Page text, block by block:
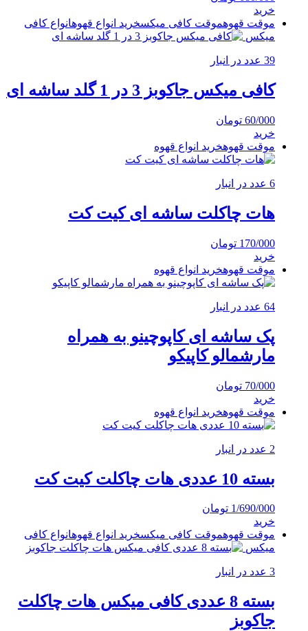
خرید
موقت قهوهموقت کافی میکسخرید انواع قهوهانواع کافی
میکس
39 عدد در انبار
کافی میکس جاکوبز 3 در 1 گلد ساشه ای
60/000 تومان
خرید
موقت قهوهخرید انواع قهوه
6 عدد در انبار
هات چاکلت ساشه ای کیت کت
170/000 تومان
خرید
موقت قهوهخرید انواع قهوه
64 عدد در انبار
پک ساشه ای کاپوچینو به همراه
مارشمالو کاپیکو
70/000 تومان
خرید
موقت قهوهخرید انواع قهوه
2 عدد در انبار
بسته 10 عددی هات چاکلت کیت کت
1/690/000 تومان
خرید
موقت قهوهموقت کافی میکسخرید انواع قهوهانواع کافی
میکس
3 عدد در انبار
بسته 8 عددی کافی میکس هات چاکلت
جاکوبز